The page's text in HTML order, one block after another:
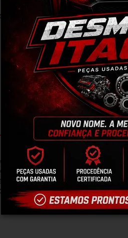
o CEP na área de
Certificado de
do Consumidor, é de 90
de reparar o produto, o
utilização do crédito como
vendedores. A ga...
Ler